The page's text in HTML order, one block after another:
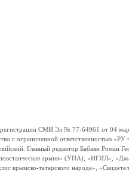
СМИ Эл № 77-64961 от 04
с ограниченной ответственностью
Главный редактор Бабаян
повстанческая армия» (УПА),
татарского народа»,